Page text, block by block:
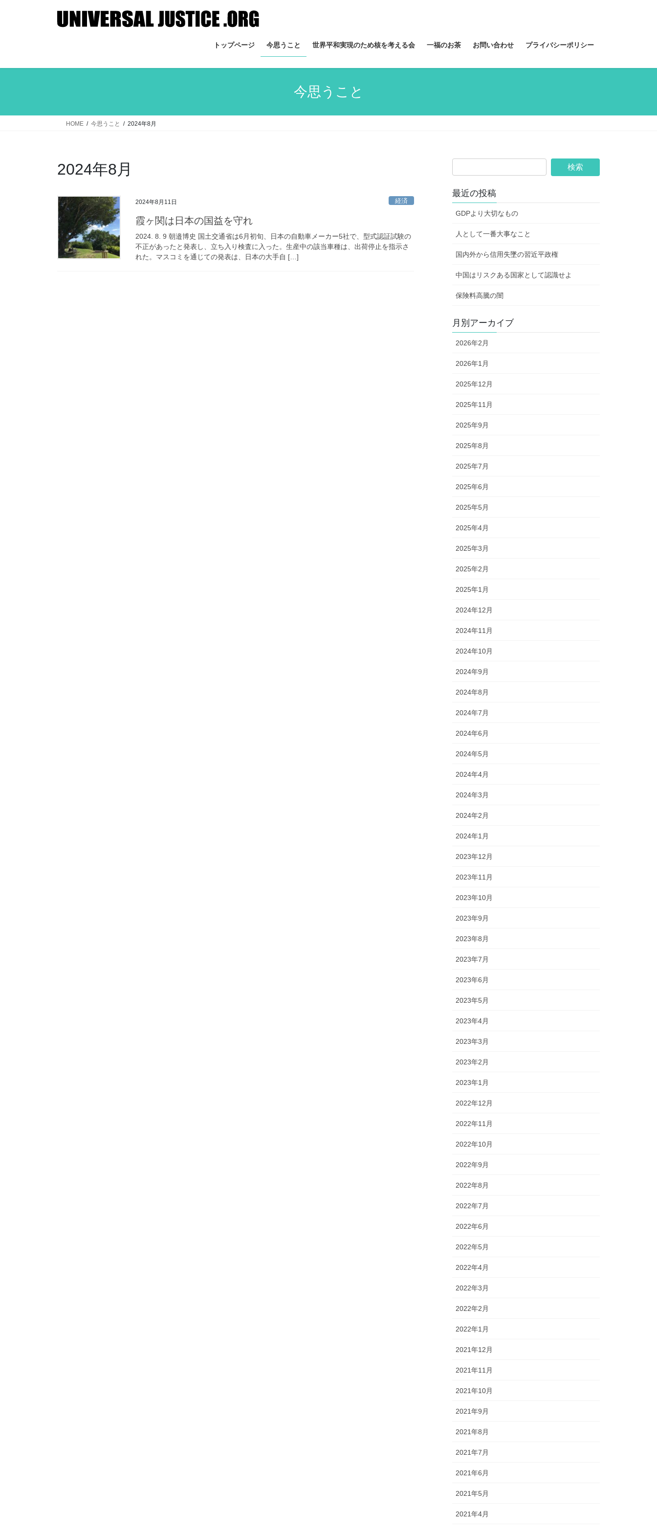
トップページ 今思うこと 世界平和実現のため核を考える会 一福のお茶 お問い合わせ プライバシーポリシー
今思うこと
HOME 今思うこと 2024年8月
2024年8月
2024年8月11日 経済
霞ヶ関は日本の国益を守れ
2024. 8. 9 朝邉博史 国土交通省は6月初旬、日本の自動車メーカー5社で、型式認証試験の
不正があったと発表し、立ち入り検査に入った。生産中の該当車種は、出荷停止を指示さ
れた。マスコミを通じての発表は、日本の大手自 […]
最近の投稿
GDPより大切なもの
人として一番大事なこと
国内外から信用失墜の習近平政権
中国はリスクある国家として認識せよ
保険料高騰の闇
月別アーカイブ
2026年2月
2026年1月
2025年12月
2025年11月
2025年9月
2025年8月
2025年7月
2025年6月
2025年5月
2025年4月
2025年3月
2025年2月
2025年1月
2024年12月
2024年11月
2024年10月
2024年9月
2024年8月
2024年7月
2024年6月
2024年5月
2024年4月
2024年3月
2024年2月
2024年1月
2023年12月
2023年11月
2023年10月
2023年9月
2023年8月
2023年7月
2023年6月
2023年5月
2023年4月
2023年3月
2023年2月
2023年1月
2022年12月
2022年11月
2022年10月
2022年9月
2022年8月
2022年7月
2022年6月
2022年5月
2022年4月
2022年3月
2022年2月
2022年1月
2021年12月
2021年11月
2021年10月
2021年9月
2021年8月
2021年7月
2021年6月
2021年5月
2021年4月